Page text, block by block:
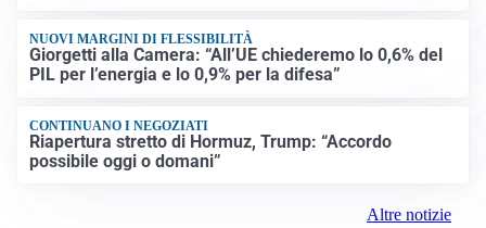
NUOVI MARGINI DI FLESSIBILITÀ
Giorgetti alla Camera: “All’UE chiederemo lo 0,6% del
PIL per l’energia e lo 0,9% per la difesa”
CONTINUANO I NEGOZIATI
Riapertura stretto di Hormuz, Trump: “Accordo
possibile oggi o domani”
Altre notizie